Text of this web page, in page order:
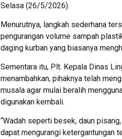
Selasa (26/5/2026).
Menurutnya, langkah sederhana
pengurangan volume sampah
daging kurban yang biasanya
Sementara itu, Plt. Kepala Dinas
menambahkan, pihaknya telah
musala agar mulai beralih
digunakan kembali.
“Wadah seperti besek, daun
dapat mengurangi ketergantungan